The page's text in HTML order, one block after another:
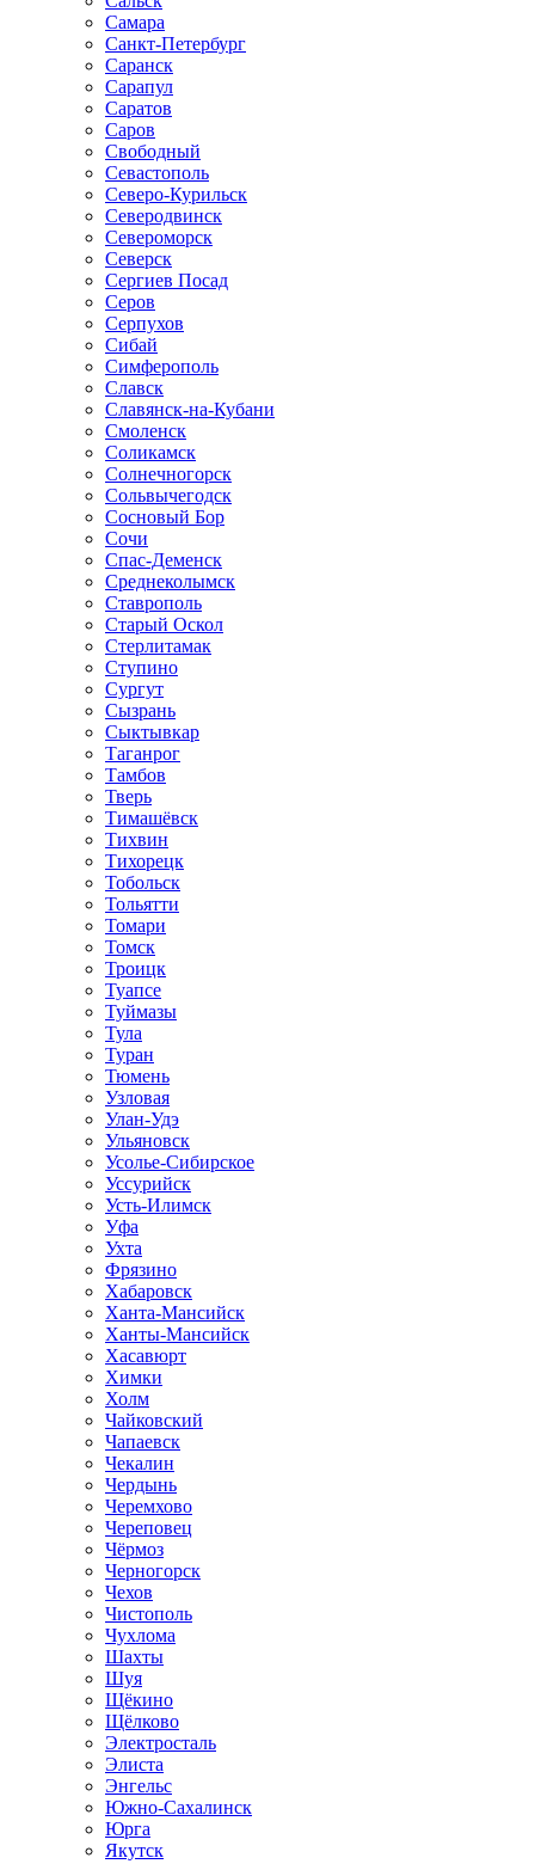
Самара
Санкт-Петербург
Саранск
Сарапул
Саратов
Саров
Свободный
Севастополь
Северо-Курильск
Северодвинск
Североморск
Северск
Сергиев Посад
Серов
Серпухов
Сибай
Симферополь
Славск
Славянск-на-Кубани
Смоленск
Соликамск
Солнечногорск
Сольвычегодск
Сосновый Бор
Сочи
Спас-Деменск
Среднеколымск
Ставрополь
Старый Оскол
Стерлитамак
Ступино
Сургут
Сызрань
Сыктывкар
Таганрог
Тамбов
Тверь
Тимашёвск
Тихвин
Тихорецк
Тобольск
Тольятти
Томари
Томск
Троицк
Туапсе
Туймазы
Тула
Туран
Тюмень
Узловая
Улан-Удэ
Ульяновск
Усолье-Сибирское
Уссурийск
Усть-Илимск
Уфа
Ухта
Фрязино
Хабаровск
Ханта-Мансийск
Ханты-Мансийск
Хасавюрт
Химки
Холм
Чайковский
Чапаевск
Чекалин
Чердынь
Черемхово
Череповец
Чёрмоз
Черногорск
Чехов
Чистополь
Чухлома
Шахты
Шуя
Щёкино
Щёлково
Электросталь
Элиста
Энгельс
Южно-Сахалинск
Юрга
Якутск